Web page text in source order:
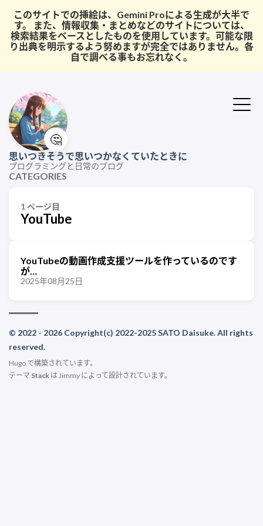
このサイトでの挿絵は、Gemini Proによる生成が大半で
す。 また、情報収集・まとめなどのサイトについては、
検索結果をベースとしたものを使用しています。可能な限
り出典を明示するよう努めますが完全ではありません。各
自で調べる事もお忘れなく。
🤔
思いつきそうで思いつかなくていたときに
プログラミングと日常のブログ
CATEGORIES
1 ページ目
YouTube
YouTubeの動画作成支援ツールを作っているのです
が…
2025年08月25日
© 2022 - 2026 Copyright(c) 2022-2025 SATO Daisuke. All rights
reserved.
Hugo で構築されています。
テーマ Stack はJimmy によって設計されています。